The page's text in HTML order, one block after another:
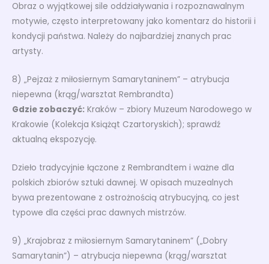
Obraz o wyjątkowej sile oddziaływania i rozpoznawalnym
motywie, często interpretowany jako komentarz do historii i
kondycji państwa. Należy do najbardziej znanych prac
artysty.
8) „Pejzaż z miłosiernym Samarytaninem” – atrybucja
niepewna (krąg/warsztat Rembrandta)
Gdzie zobaczyć: Kraków – zbiory Muzeum Narodowego w
Krakowie (Kolekcja Książąt Czartoryskich); sprawdź
aktualną ekspozycję.
Dzieło tradycyjnie łączone z Rembrandtem i ważne dla
polskich zbiorów sztuki dawnej. W opisach muzealnych
bywa prezentowane z ostrożnością atrybucyjną, co jest
typowe dla części prac dawnych mistrzów.
9) „Krajobraz z miłosiernym Samarytaninem” („Dobry
Samarytanin”) – atrybucja niepewna (krąg/warsztat